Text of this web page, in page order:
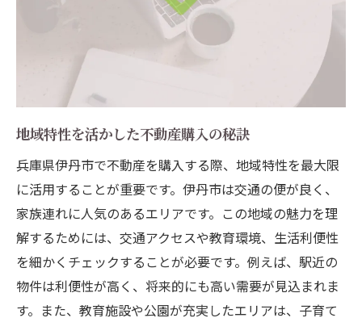
地域特性を活かした不動産購入の秘訣
兵庫県伊丹市で不動産を購入する際、地域特性を最大限
に活用することが重要です。伊丹市は交通の便が良く、
家族連れに人気のあるエリアです。この地域の魅力を理
解するためには、交通アクセスや教育環境、生活利便性
を細かくチェックすることが必要です。例えば、駅近の
物件は利便性が高く、将来的にも高い需要が見込まれま
す。また、教育施設や公園が充実したエリアは、子育て